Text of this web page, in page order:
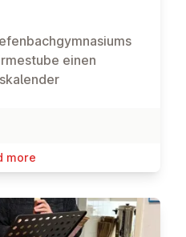
einen
more